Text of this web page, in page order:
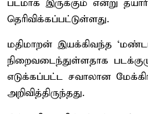
படமாக இருக்கும் என்று
தெரிவிக்கப்பட்டுள்ளது.
மதிமாறன் இயக்கிவந்த
நிறைவடைந்துள்ளதாக
எடுக்கப்பட்ட சவாலான
அறிவித்திருந்தது.